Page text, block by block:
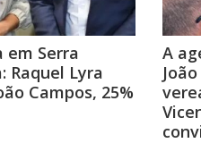
em Serra
Raquel Lyra
Campos, 25%
A